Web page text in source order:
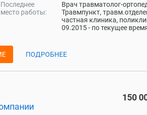
Последнее
место работы:
Врач травматолог-
Травмпункт,
частная клиника,
09.2015 - по текущее
ПОДРОБНЕЕ
150